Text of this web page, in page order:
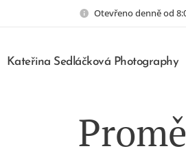
Otevřeno denně od
Kateřina Sedláčková Photography